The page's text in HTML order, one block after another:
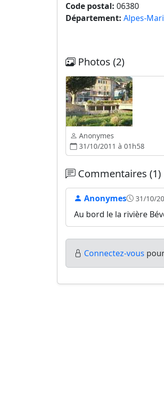
Code postal: 06380
Département: Alpes-
Photos (2)
Anonymes
31/10/2011 à 01h58
Commentaires (1)
Anonymes 31/10/
Au bord le la rivière
Connectez-vous